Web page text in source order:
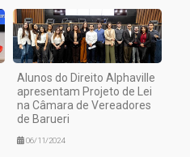
Alunos do Direito Alphaville
apresentam Projeto de Lei
na Câmara de Vereadores
de Barueri
06/11/2024